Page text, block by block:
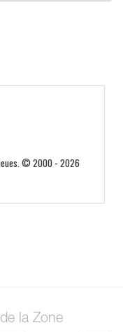
© 2000 - 2026
la Zone